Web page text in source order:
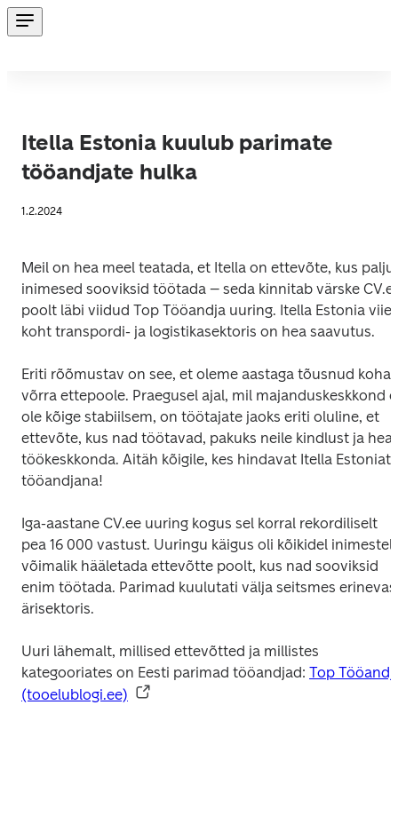
Itella Estonia kuulub parimate
tööandjate hulka
1.2.2024
Meil on hea meel teatada, et Itella on ettevõte, kus
inimesed sooviksid töötada – seda kinnitab värske
poolt läbi viidud Top Tööandja uuring. Itella Estonia viies
koht transpordi- ja logistikasektoris on hea saavutus.
Eriti rõõmustav on see, et oleme aastaga tõusnud koha
võrra ettepoole. Praegusel ajal, mil majanduskeskkond
ole kõige stabiilsem, on töötajate jaoks eriti oluline, et
ettevõte, kus nad töötavad, pakuks neile kindlust ja
töökeskkonda. Aitäh kõigile, kes hindavat Itella Estoniat
tööandjana!
Iga-aastane CV.ee uuring kogus sel korral rekordiliselt
pea 16 000 vastust. Uuringu käigus oli kõikidel inimestel
võimalik hääletada ettevõtte poolt, kus nad sooviksid
enim töötada. Parimad kuulutati välja seitsmes erinevas
ärisektoris.
Uuri lähemalt, millised ettevõtted ja millistes
kategooriates on Eesti parimad tööandjad: Top
(tooelublogi.ee)